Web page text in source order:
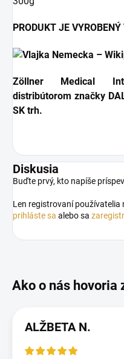
PRODUKT JE
Zöllner Medical
distribútorom značky
SK trh.
Diskusia
Buďte prvý, kto napíše
Len registrovaní
prihláste sa alebo sa
ALŽBETA N.